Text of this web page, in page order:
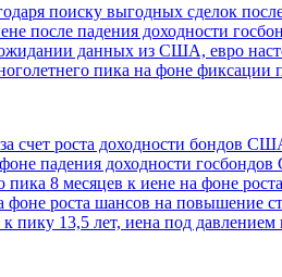
поиску выгодных сделок
после падения доходности
данных из США, евро
пика на фоне фиксации
счет роста доходности бондов
падения доходности
пика 8 месяцев к иене на фоне
фоне роста шансов на
пику 13,5 лет, иена под